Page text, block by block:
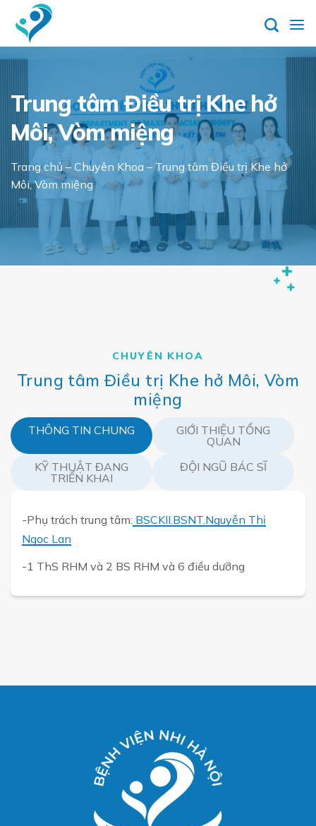
content
Trung tâm Điều trị Khe hở
Môi, Vòm miệng
Trang chủ – Chuyên Khoa –Trung tâm Điều trị Khe hở
Môi, Vòm miệng
CHUYÊN KHOA
Trung tâm Điều trị Khe hở Môi, Vòm
miệng
THÔNG TIN CHUNG
GIỚI THIỆU TỔNG
QUAN
KỸ THUẬT ĐANG
TRIỂN KHAI
ĐỘI NGŨ BÁC SĨ
-Phụ trách trung tâm: BSCKII.BSNT.Nguyễn Thị
Ngọc Lan
-1 ThS RHM và 2 BS RHM và 6 điều dưỡng